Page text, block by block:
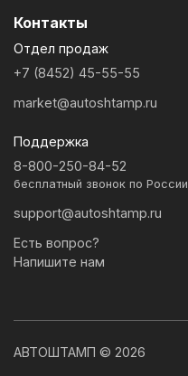
Контакты
Отдел продаж
+7 (8452) 45-55-55
market@autoshtamp.ru
Поддержка
8-800-250-84-52
бесплатный звонок по России
support@autoshtamp.ru
Есть вопрос?
Напишите нам
АВТОШТАМП © 2026